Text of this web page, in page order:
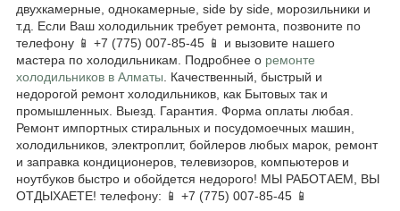
двухкамерные, однокамерные, side by side, морозильники и
т.д. Если Ваш холодильник требует ремонта, позвоните по
телефону 📱 +7 (775) 007-85-45 📱 и вызовите нашего
мастера по холодильникам. Подробнее о ремонте
холодильников в Алматы . Качественный, быстрый и
недорогой ремонт холодильников, как Бытовых так и
промышленных. Выезд. Гарантия. Форма оплаты любая.
Ремонт импортных стиральных и посудомоечных машин,
холодильников, электроплит, бойлеров любых марок, ремонт
и заправка кондиционеров, телевизоров, компьютеров и
ноутбуков быстро и обойдется недорого! МЫ РАБОТАЕМ, ВЫ
ОТДЫХАЕТЕ! телефону: 📱 +7 (775) 007-85-45 📱